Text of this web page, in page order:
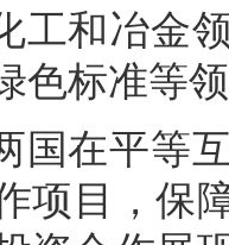
工和冶金
色标准等
国在平等
项目，保